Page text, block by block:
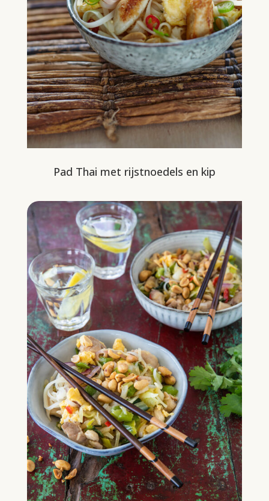
Pad Thai met rijstnoedels en kip